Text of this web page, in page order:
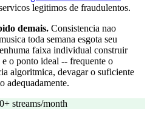
legitimos de fraudulentos.
demais. Consistencia nao
toda semana esgota seu
faixa individual construir
o ponto ideal -- frequente o
algoritmica, devagar o suficiente
adequadamente.
streams/month